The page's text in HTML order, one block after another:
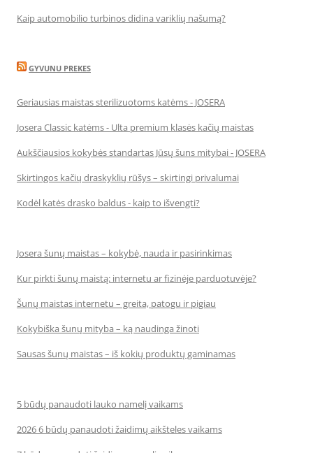
Kaip automobilio turbinos didina variklių našumą?
GYVUNU PREKES
Geriausias maistas sterilizuotoms katėms - JOSERA
Josera Classic katėms - Ulta premium klasės kačių maistas
Aukščiausios kokybės standartas Jūsų šuns mitybai - JOSERA
Skirtingos kačių draskyklių rūšys – skirtingi privalumai
Kodėl katės drasko baldus - kaip to išvengti?
Josera šunų maistas – kokybė, nauda ir pasirinkimas
Kur pirkti šunų maistą: internetu ar fizinėje parduotuvėje?
Šunų maistas internetu – greita, patogu ir pigiau
Kokybiška šunų mityba – ką naudinga žinoti
Sausas šunų maistas – iš kokių produktų gaminamas
5 būdų panaudoti lauko namelį vaikams
2026 6 būdų panaudoti žaidimų aikšteles vaikams